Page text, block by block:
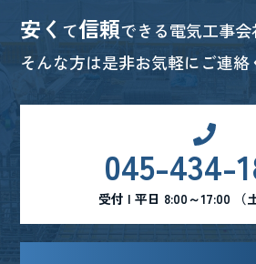
安く て信頼できる電気工事会
そんな方は是非お気軽にご連絡
045-434-
受付 | 平日 8:00～17:00 （